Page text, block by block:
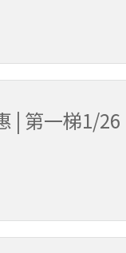
風奇幻島體驗券
| 第一梯1/26
風奇幻島體驗券